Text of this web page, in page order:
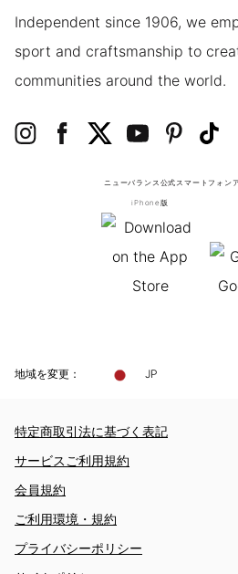
Independent since 1906, we
sport and craftsmanship to
communities around the world.
ニューバランス公式スマートフォン
iPhone版
地域を変更： JP
特定商取引法に基づく表記
サービスご利用規約
会員規約
ご利用環境・規約
プライバシーポリシー